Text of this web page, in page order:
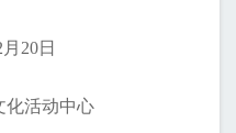
20日
化活动中心